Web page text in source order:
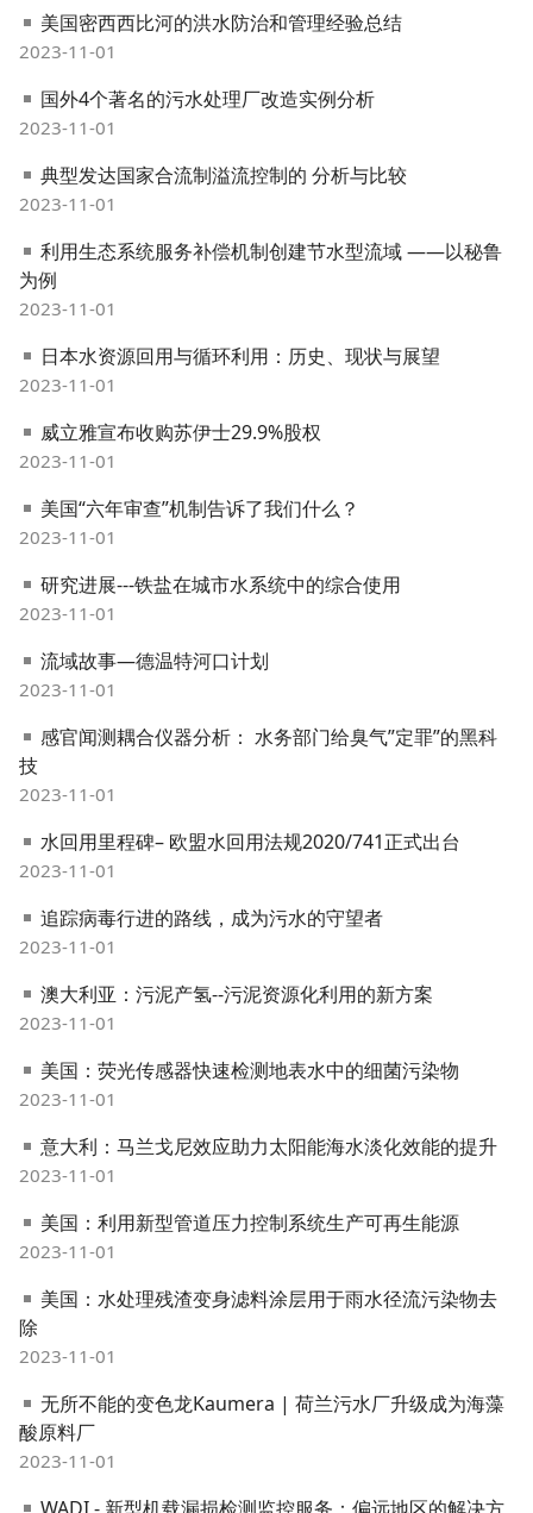
美国密西西比河的洪水防治和管理经验总结
2023-11-01
国外4个著名的污水处理厂改造实例分析
2023-11-01
典型发达国家合流制溢流控制的 分析与比较
2023-11-01
利用生态系统服务补偿机制创建节水型流域 ——以秘鲁
为例
2023-11-01
日本水资源回用与循环利用：历史、现状与展望
2023-11-01
威立雅宣布收购苏伊士29.9%股权
2023-11-01
美国“六年审查”机制告诉了我们什么？
2023-11-01
研究进展---铁盐在城市水系统中的综合使用
2023-11-01
流域故事—德温特河口计划
2023-11-01
感官闻测耦合仪器分析： 水务部门给臭气”定罪”的黑科
技
2023-11-01
水回用里程碑– 欧盟水回用法规2020/741正式出台
2023-11-01
追踪病毒行进的路线，成为污水的守望者
2023-11-01
澳大利亚：污泥产氢--污泥资源化利用的新方案
2023-11-01
美国：荧光传感器快速检测地表水中的细菌污染物
2023-11-01
意大利：马兰戈尼效应助力太阳能海水淡化效能的提升
2023-11-01
美国：利用新型管道压力控制系统生产可再生能源
2023-11-01
美国：水处理残渣变身滤料涂层用于雨水径流污染物去
除
2023-11-01
无所不能的变色龙Kaumera | 荷兰污水厂升级成为海藻
酸原料厂
2023-11-01